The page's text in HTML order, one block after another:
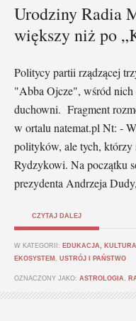
Urodziny Radia
większy niż po
Politycy partii rządzącej
"Abba Ojcze", wśród
duchowni. Fragment
w ortalu natemat.pl Nt: -
polityków, ale tych, którzy
Rydzykowi. Na początku
prezydenta Andrzeja
CZYTAJ DALEJ
W KATEGORII: EDUKACJA,
EKOSYSTEM
USTRÓJ I PAŃSTWO
OZNACZONY JAKO: ASTROLOGIA